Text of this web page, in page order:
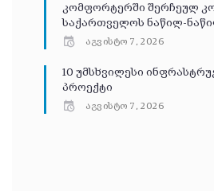
კომფორტერში შერჩეულ
საქართველოს ნაწილ-
აგვისტო 7, 2026
10 უმსხვილესი
პროექტი
აგვისტო 7, 2026